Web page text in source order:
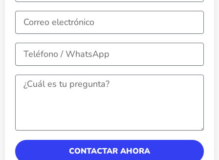
Correo
electrónico
Mensaje
CONTACTAR AHORA